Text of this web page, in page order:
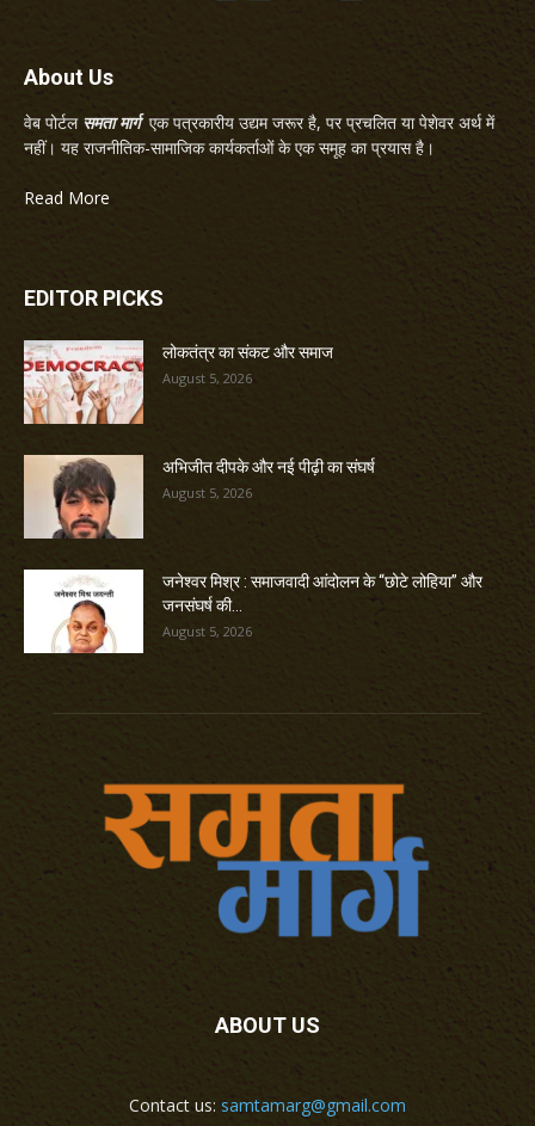
About Us
वेब पोर्टल समता मार्गएक पत्रकारीय उद्यम जरूर है, पर प्रचलित या पेशेवर अर्थ में
नहीं। यह राजनीतिक-सामाजिक कार्यकर्ताओं के एक समूह का प्रयास है।
Read More
EDITOR PICKS
लोकतंत्र का संकट और समाज
August 5, 2026
अभिजीत दीपके और नई पीढ़ी का संघर्ष
August 5, 2026
जनेश्वर मिश्र : समाजवादी आंदोलन के “छोटे लोहिया” और
जनसंघर्ष की...
August 5, 2026
ABOUT US
Contact us: samtamarg@gmail.com